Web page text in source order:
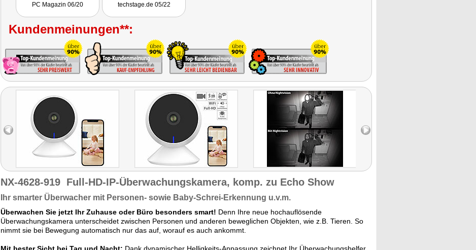
über Push-Nachricht auf
Speicherkarte."
PC Magazin 06/20 techstage.de 05/22
Kundenmeinungen**:
NX-4628-919 Full-HD-IP-Überwachungskamera, komp. zu Echo Show
Ihr smarter Überwacher mit Personen- sowie Baby-Schrei-Erkennung u.v.m.
Überwachen Sie jetzt Ihr Zuhause oder Büro besonders smart! Denn Ihre neue hochauflösende
Überwachungskamera unterscheidet zwischen Personen und anderen beweglichen Objekten, wie z.B. Tieren. So
nimmt sie bei Bewegung automatisch nur das auf, worauf es auch ankommt.